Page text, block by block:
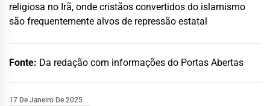
religiosa no Irã, onde cristãos convertidos do islamismo
são frequentemente alvos de repressão estatal
Fonte: Da redação com informações do Portas Abertas
17 De Janeiro De 2025